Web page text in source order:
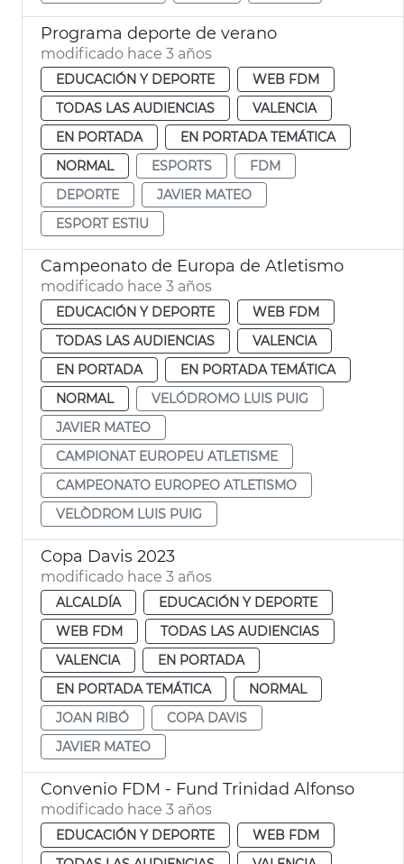
Programa deporte de verano
modificado hace 3 años
EDUCACIÓN Y DEPORTE
WEB FDM
TODAS LAS AUDIENCIAS
VALENCIA
EN PORTADA
EN PORTADA TEMÁTICA
NORMAL
ESPORTS
FDM
DEPORTE
JAVIER MATEO
ESPORT ESTIU
Campeonato de Europa de Atletismo
modificado hace 3 años
EDUCACIÓN Y DEPORTE
WEB FDM
TODAS LAS AUDIENCIAS
VALENCIA
EN PORTADA
EN PORTADA TEMÁTICA
NORMAL
VELÓDROMO LUIS PUIG
JAVIER MATEO
CAMPIONAT EUROPEU ATLETISME
CAMPEONATO EUROPEO ATLETISMO
VELÒDROM LUIS PUIG
Copa Davis 2023
modificado hace 3 años
ALCALDÍA
EDUCACIÓN Y DEPORTE
WEB FDM
TODAS LAS AUDIENCIAS
VALENCIA
EN PORTADA
EN PORTADA TEMÁTICA
NORMAL
JOAN RIBÓ
COPA DAVIS
JAVIER MATEO
Convenio FDM - Fund Trinidad Alfonso
modificado hace 3 años
EDUCACIÓN Y DEPORTE
WEB FDM